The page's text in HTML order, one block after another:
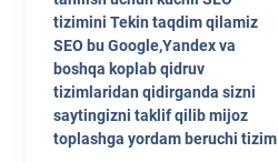
tizimini Tekin taqdim qilamiz
SEO bu Google,Yandex va
boshqa koplab qidruv
tizimlaridan qidirganda sizni
saytingizni taklif qilib mijoz
toplashga yordam beruchi tizim